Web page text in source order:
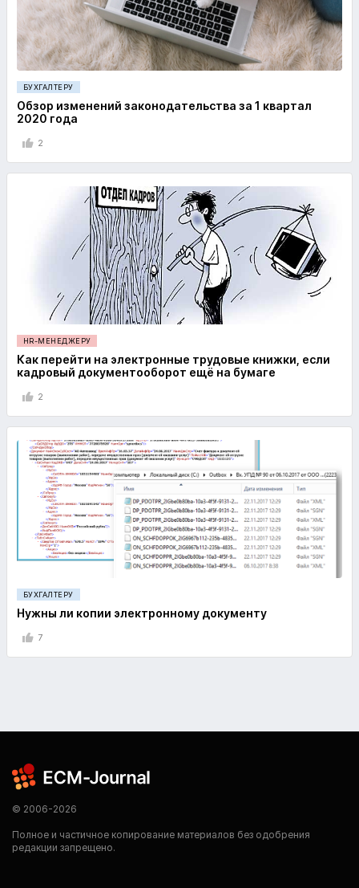
БУХГАЛТЕРУ
Обзор изменений законодательства за 1 квартал
2020 года
2
HR-МЕНЕДЖЕРУ
Как перейти на электронные трудовые книжки, если
кадровый документооборот ещё на бумаге
2
БУХГАЛТЕРУ
Нужны ли копии электронному документу
7
© 2006-2026
Полное и частичное копирование материалов без одобрения
редакции запрещено.